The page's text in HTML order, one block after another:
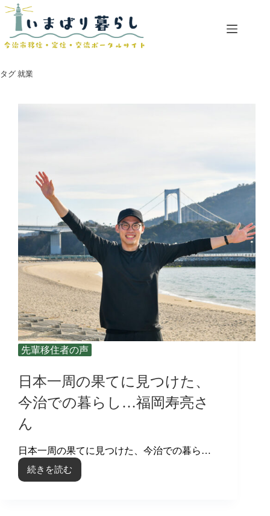
コ
ン
へ
ス
タグ 就業
先輩移住者の声
日本一周の果てに見つけた、
今治での暮らし…福岡寿亮さ
ん
日本一周の果てに見つけた、今治での暮ら…
続きを読む
日